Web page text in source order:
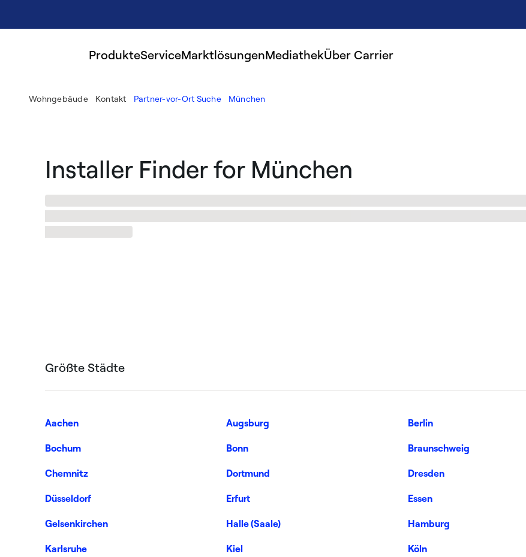
ProdukteServiceMarktlösungenMediathekÜber Carrier
Wohngebäude Kontakt Partner-vor-Ort Suche München
Installer Finder for München
Größte Städte
Aachen Augsburg Berlin
Bochum Bonn Braunschweig
Chemnitz Dortmund Dresden
Düsseldorf Erfurt Essen
Gelsenkirchen Halle (Saale) Hamburg
Karlsruhe Kiel Köln